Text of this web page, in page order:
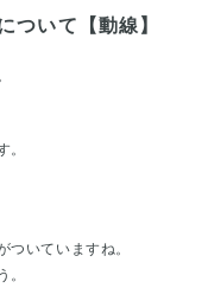
ついて【動線】
。
ついていますね。
。